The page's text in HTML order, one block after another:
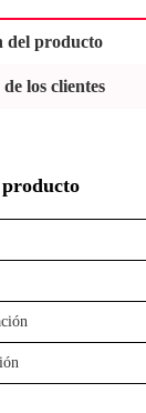
del producto
los clientes